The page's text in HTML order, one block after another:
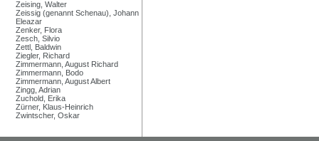
Zeising, Walter
Zeissig (genannt Schenau), Johann
Eleazar
Zenker, Flora
Zesch, Silvio
Zettl, Baldwin
Ziegler, Richard
Zimmermann, August Richard
Zimmermann, Bodo
Zimmermann, August Albert
Zingg, Adrian
Zuchold, Erika
Zürner, Klaus-Heinrich
Zwintscher, Oskar